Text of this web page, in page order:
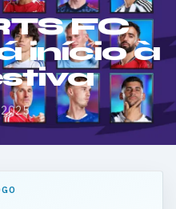
FC
início à
2025